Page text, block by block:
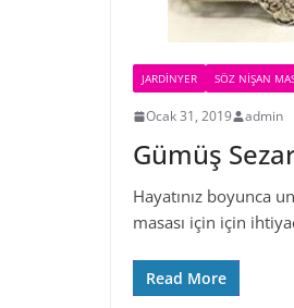
JARDINYER SÖZ NIŞAN
Ocak 31, 2019 admin
Gümüş
Hayatınız boyunca
masası için için
Read More